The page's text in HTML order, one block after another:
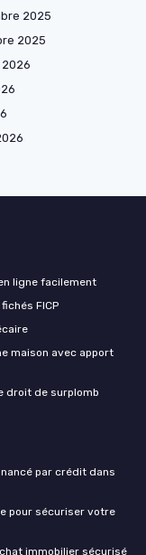
2025
2025
ligne facilement
FICP
maison avec apport
droit de surplomb
par crédit dans
pour sécuriser votre
immobilier sécurisé